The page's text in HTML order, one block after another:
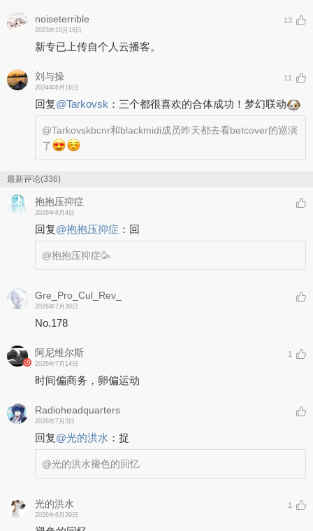
noiseterrible
2023年10月16日
13
新专已上传自个人云播客。
刘与操
2024年6月16日
11
回复@Tarkovsk ： 三个都很喜欢的合体成功！梦幻联动
@Tarkovskbcnr和blackmidi成员昨天都去看betcover的巡演
了
最新评论(336)
抱抱压抑症
2026年8月4日
回复@抱抱压抑症 ： 回
@抱抱压抑症🥳
Gre_Pro_Cul_Rev_
2026年7月30日
No.178
阿尼维尔斯
2026年7月14日
1
时间偏商务，卵偏运动
Radioheadquarters
2026年7月3日
回复@光的洪水 ： 捉
@光的洪水褪色的回忆
光的洪水
2026年6月29日
1